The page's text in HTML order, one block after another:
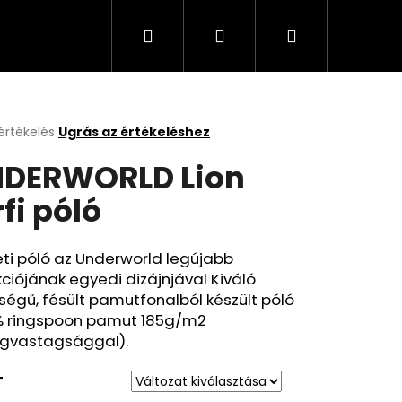
KeresésBejelentkezés
Kosár
Ugrás az értékeléshez
Lion
póló
póló az Underworld legújabb
egyedi dizájnjával Kiváló
fésült pamutfonalból készült póló
ringspoon pamut 185g/m2